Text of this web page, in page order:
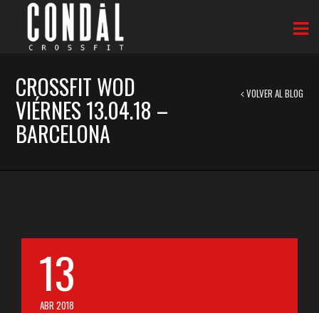
CROSSFIT WOD
VIÉRNES 13.04.18 –
BARCELONA
VOLVER AL BLOG
13
ABR 2018